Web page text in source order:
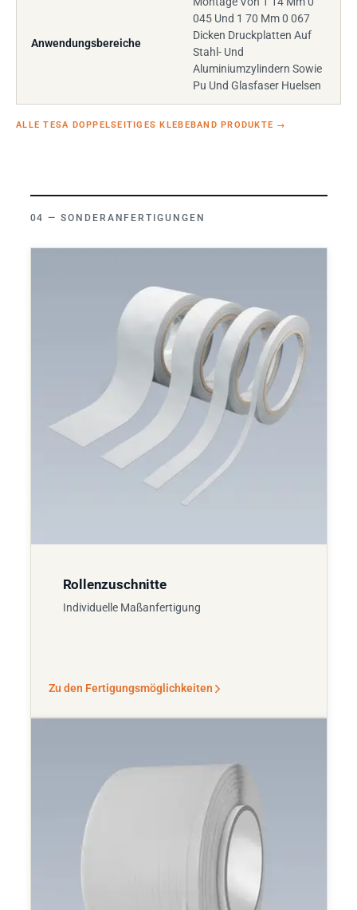
Anwendungsbereiche
045 Und 1 70 Mm 0 067
Dicken Druckplatten Auf
Stahl- Und
Aluminiumzylindern Sowie
Pu Und Glasfaser Huelsen
ALLE TESA DOPPELSEITIGES KLEBEBAND PRODUKTE →
SONDERANFERTIGUNGEN
Rollenzuschnitte
Individuelle Maßanfertigung
Zu den Fertigungsmöglichkeiten